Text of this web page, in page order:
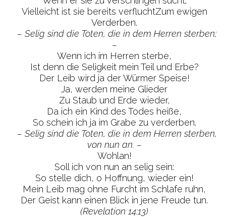
Vielleicht ist sie bereits verfluchtZum ewigen
Verderben.
– Selig sind die Toten, die in dem Herren sterben;
–
Wenn ich im Herren sterbe,
Ist denn die Seligkeit mein Teil und Erbe?
Der Leib wird ja der Würmer Speise!
Ja, werden meine Glieder
Zu Staub und Erde wieder,
Da ich ein Kind des Todes heiße,
So schein ich ja im Grabe zu verderben.
– Selig sind die Toten, die in dem Herren sterben,
von nun an. –
Wohlan!
Soll ich von nun an selig sein:
So stelle dich, o Hoffnung, wieder ein!
Mein Leib mag ohne Furcht im Schlafe ruhn,
Der Geist kann einen Blick in jene Freude tun.
(Revelation 14:13)